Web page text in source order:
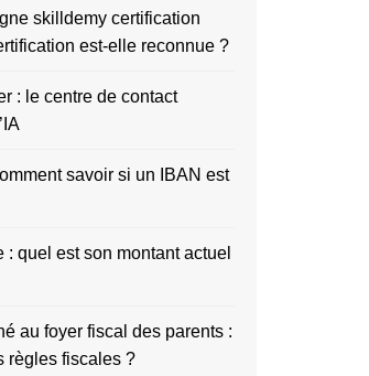
skilldemy certification
est-elle reconnue ?
: le centre de contact
savoir si un IBAN est
: quel est son montant actuel
au foyer fiscal des parents :
règles fiscales ?